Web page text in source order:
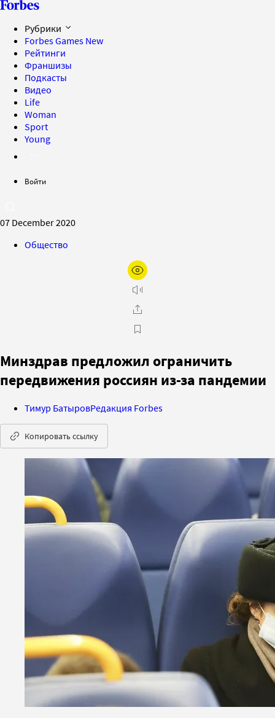
Рубрики
Forbes Games New
Рейтинги
Франшизы
Подкасты
Видео
Life
Woman
Sport
Young
Войти
07 December 2020
Общество
Минздрав предложил ограничить
передвижения россиян из-за пандемии
Тимур БатыровРедакция Forbes
Копировать ссылку